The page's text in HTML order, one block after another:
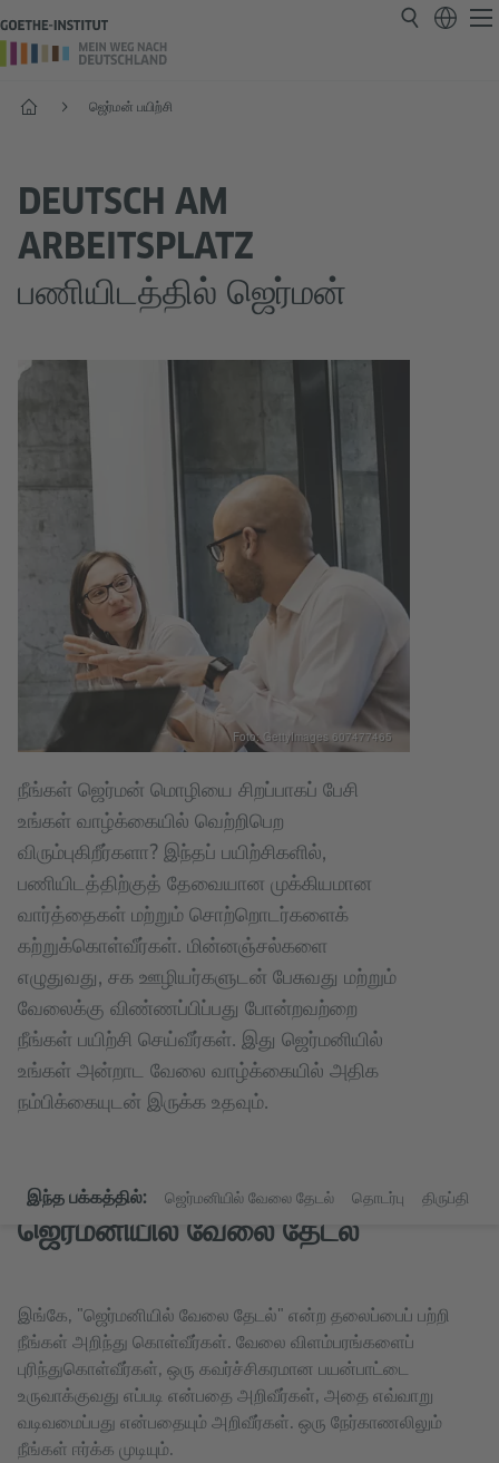
ஆரம்பம் ஜெர்மன் பயிற்சி
DEUTSCH AM
ARBEITSPLATZ
பணியிடத்தில் ஜெர்மன்
Foto: GettyImages 607477465
நீங்கள் ஜெர்மன் மொழியை சிறப்பாகப் பேசி
உங்கள் வாழ்க்கையில் வெற்றிபெற
விரும்புகிறீர்களா? இந்தப் பயிற்சிகளில்,
பணியிடத்திற்குத் தேவையான முக்கியமான
வார்த்தைகள் மற்றும் சொற்றொடர்களைக்
கற்றுக்கொள்வீர்கள். மின்னஞ்சல்களை
எழுதுவது, சக ஊழியர்களுடன் பேசுவது மற்றும்
வேலைக்கு விண்ணப்பிப்பது போன்றவற்றை
நீங்கள் பயிற்சி செய்வீர்கள். இது ஜெர்மனியில்
உங்கள் அன்றாட வேலை வாழ்க்கையில் அதிக
நம்பிக்கையுடன் இருக்க உதவும்.
இந்த பக்கத்தில்: ஜெர்மனியில் வேலை தேடல் தொடர்பு திருப்தி
ஜெர்மனியில் வேலை தேடல்
இங்கே, "ஜெர்மனியில் வேலை தேடல்" என்ற தலைப்பைப் பற்றி
நீங்கள் அறிந்து கொள்வீர்கள். வேலை விளம்பரங்களைப்
புரிந்துகொள்வீர்கள், ஒரு கவர்ச்சிகரமான பயன்பாட்டை
உருவாக்குவது எப்படி என்பதை அறிவீர்கள், அதை எவ்வாறு
வடிவமைப்பது என்பதையும் அறிவீர்கள். ஒரு நேர்காணலிலும்
நீங்கள் ஈர்க்க முடியும்.